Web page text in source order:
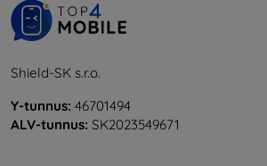
Shield-SK s.r.o.
Y-tunnus: 46701494
ALV-tunnus: SK2023549671